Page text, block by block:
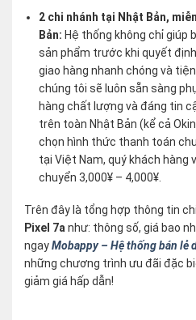
2 chi nhánh tại Nhật Bản,
Bản: Hệ thống không chỉ giúp
sản phẩm trước khi quyết
giao hàng nhanh chóng và
chúng tôi sẽ luôn sẵn sàng
hàng chất lượng và đáng tin
trên toàn Nhật Bản (kể cả
chọn hình thức thanh toán
tại Việt Nam, quý khách hàng
chuyển 3,000¥ – 4,000¥.
Trên đây là tổng hợp thông tin
Pixel 7a như: thông số, giá bao
ngayMobappy – Hệ thống bán lẻ
những chương trình ưu đãi đặc
giảm giá hấp dẫn!